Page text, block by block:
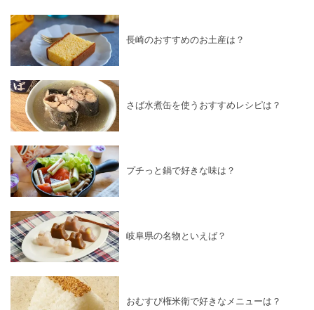
長崎のおすすめのお土産は？
さば水煮缶を使うおすすめレシピは？
プチっと鍋で好きな味は？
岐阜県の名物といえば？
おむすび権米衛で好きなメニューは？